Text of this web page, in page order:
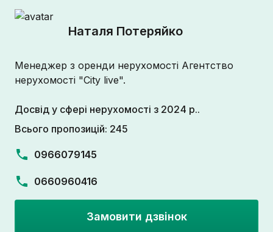
Наталя Потеряйко
Менеджер з оренди нерухомості Агентство
нерухомості "City live".
Досвід у сфері нерухомості з 2024 р..
Всього пропозицій: 245
0966079145
0660960416
Замовити дзвінок